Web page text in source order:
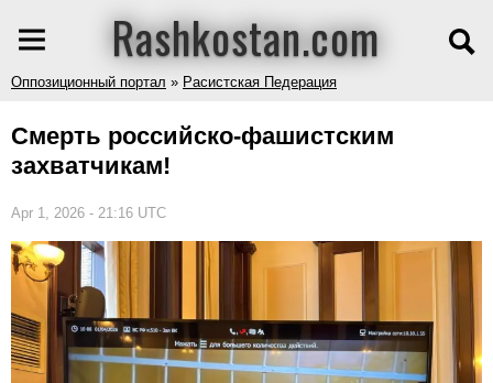
Rashkostan.com
Оппозиционный портал » Расистская Педерация
Смерть российско-фашистским
захватчикам!
Apr 1, 2026 - 21:16 UTC